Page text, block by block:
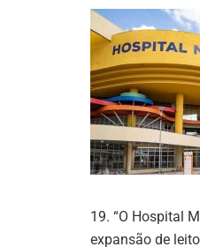
19. “O Hospital
expansão de